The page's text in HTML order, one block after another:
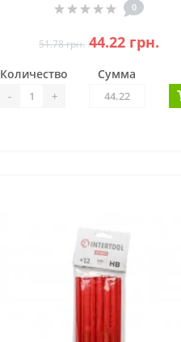
0
51.78 грн. 44.22 грн.
Количество
- +
Сумма